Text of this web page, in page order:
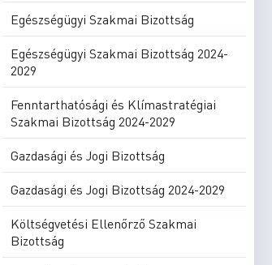
Egészségügyi Szakmai Bizottság
Egészségügyi Szakmai Bizottság 2024-
2029
Fenntarthatósági és Klímastratégiai
Szakmai Bizottság 2024-2029
Gazdasági és Jogi Bizottság
Gazdasági és Jogi Bizottság 2024-2029
Költségvetési Ellenőrző Szakmai
Bizottság